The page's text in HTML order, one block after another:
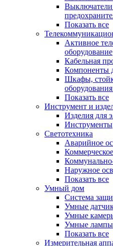
Выключатели
Показать все
Активное
оборудование
Кабельная
Компоненты
Шкафы,
Показать все
Инструмент и
Изделия для
Инструменты
Светотехника
Аварийное
Наружное
Показать все
Умный дом
Система
Умные
Умные
Умные лампы
Показать все
Измерительная